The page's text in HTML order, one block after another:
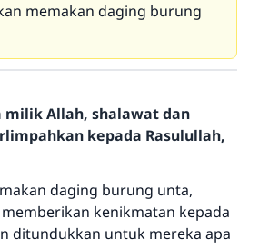
memakan daging burung
milik Allah, shalawat dan
kepada Rasulullah,
daging burung unta,
memberikan kenikmatan kepada
ditundukkan untuk mereka apa